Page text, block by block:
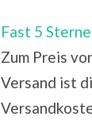
Fast 5
Zum Preis
Versand ist